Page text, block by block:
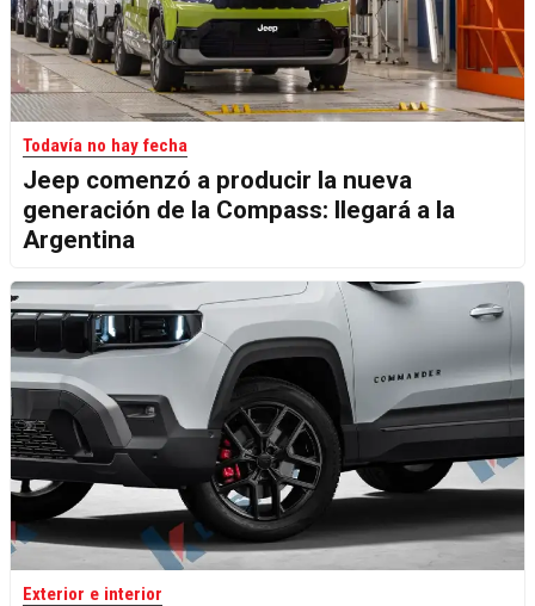
Todavía no hay fecha
Jeep comenzó a producir la nueva
generación de la Compass: llegará a la
Argentina
Exterior e interior